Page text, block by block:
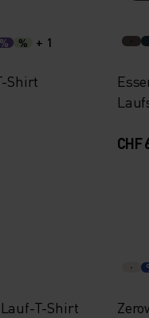
% % + 1
Shirt
CHF
T-Shirt